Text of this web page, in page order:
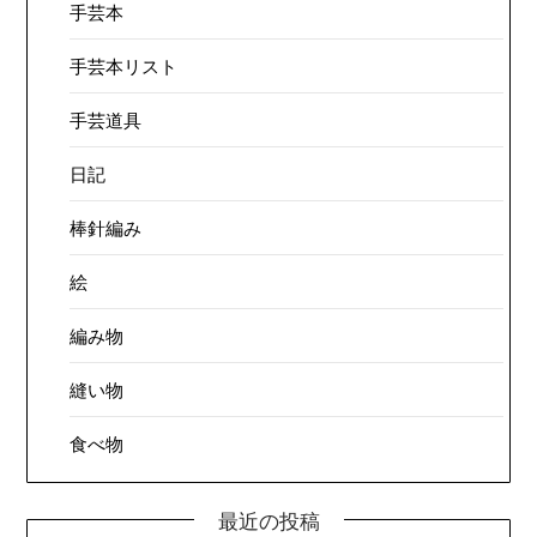
手芸本
手芸本リスト
手芸道具
日記
棒針編み
絵
編み物
縫い物
食べ物
最近の投稿